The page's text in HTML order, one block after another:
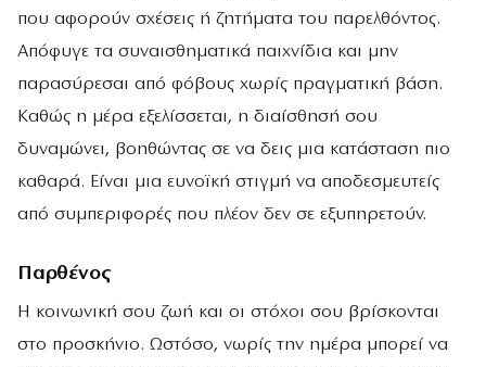
που αφορούν σχέσεις ή ζητήματα του παρελθόντος.
Απόφυγε τα συναισθηματικά παιχνίδια και μην
παρασύρεσαι από φόβους χωρίς πραγματική βάση.
Καθώς η μέρα εξελίσσεται, η διαίσθησή σου
δυναμώνει, βοηθώντας σε να δεις μια κατάσταση πιο
καθαρά. Είναι μια ευνοϊκή στιγμή να αποδεσμευτείς
από συμπεριφορές που πλέον δεν σε εξυπηρετούν.
Παρθένος
Η κοινωνική σου ζωή και οι στόχοι σου βρίσκονται
στο προσκήνιο. Ωστόσο, νωρίς την ημέρα μπορεί να